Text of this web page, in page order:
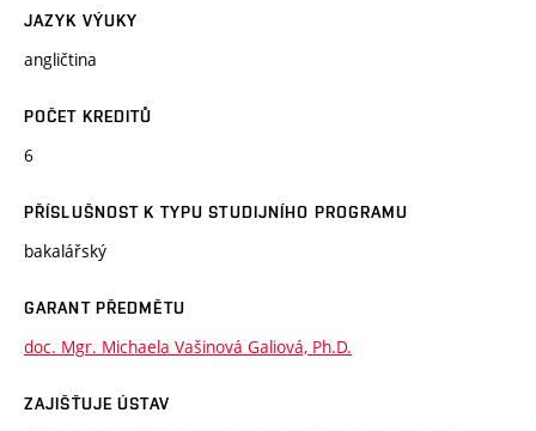
JAZYK VÝUKY
angličtina
POČET KREDITŮ
6
PŘÍSLUŠNOST K TYPU STUDIJNÍHO PROGRAMU
bakalářský
GARANT PŘEDMĚTU
doc. Mgr. Michaela Vašinová Galiová, Ph.D.
ZAJIŠŤUJE ÚSTAV